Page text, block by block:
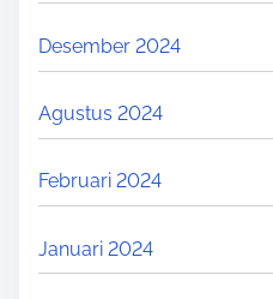
Desember 2024
Agustus 2024
Februari 2024
Januari 2024